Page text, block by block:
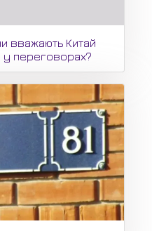
вважають Китай
у переговорах?